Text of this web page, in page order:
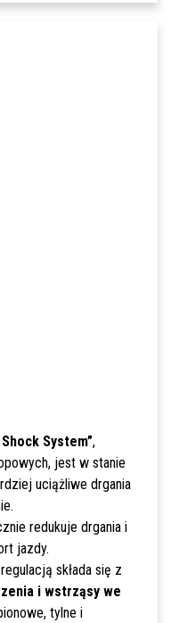
System”,
jest w stanie
uciążliwe drgania
redukuje drgania i
jazdy.
składa się z
i wstrząsy we
tylne i